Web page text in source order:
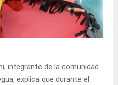
integrante de la comunidad
explica que durante el